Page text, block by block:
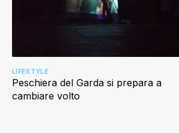
Peschiera del Garda si prepara a
cambiare volto
LIFESTYLE